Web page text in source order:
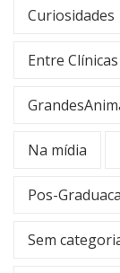
Curiosidades
Entre Clínicas
Na mídia
Pos-
Sem